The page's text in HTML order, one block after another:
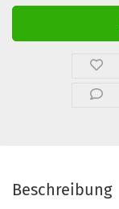
Beschreibung